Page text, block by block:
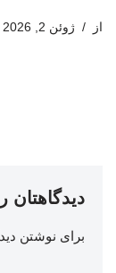
از ژوئن 2, 2026
دیدگاهتان
برای نوشتن